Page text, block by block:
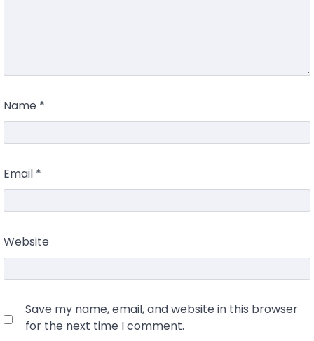
Name *
Email *
Website
Save my name, email, and website in this browser
for the next time I comment.